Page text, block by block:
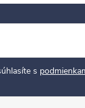
s